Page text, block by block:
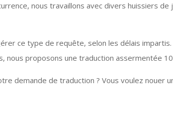
nous travaillons avec divers huissiers
ce type de requête, selon les délais
nous proposons une traduction assermentée
demande de traduction ? Vous voulez nouer